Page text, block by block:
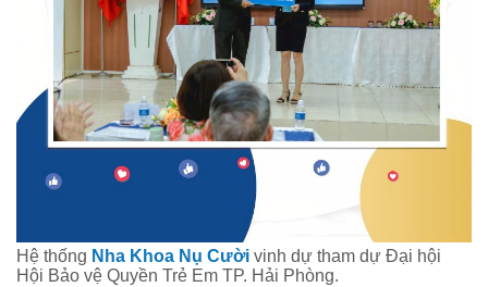
Hệ thống Nha Khoa Nụ Cười vinh dự tham dự Đại hội
Hội Bảo vệ Quyền Trẻ Em TP. Hải Phòng.